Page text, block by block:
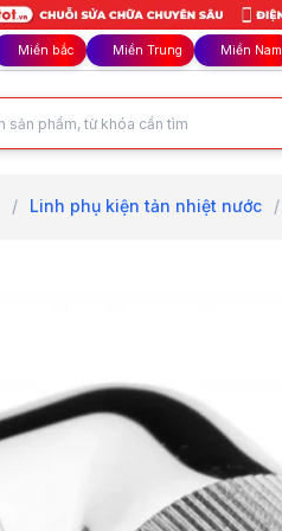
Miền bắc Miền Trung Miền Nam
/ Linh phụ kiện tản nhiệt nước /